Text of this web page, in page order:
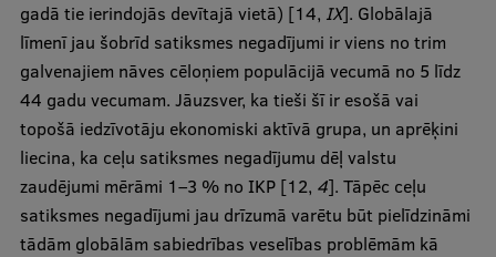
Dati par 2025. gadu
Suvenīri un grāmatas
Mūžizglītība
Ētikas un līdztiesības mācības
gadā tie ierindojās devītajā vietā) [14, IX]. Globālajā
līmenī jau šobrīd satiksmes negadījumi ir viens no trim
galvenajiem nāves cēloņiem populācijā vecumā no 5 līdz
44 gadu vecumam. Jāuzsver, ka tieši šī ir esošā vai
topošā iedzīvotāju ekonomiski aktīvā grupa, un aprēķini
liecina, ka ceļu satiksmes negadījumu dēļ valstu
zaudējumi mērāmi 1–3 % no IKP [12, 4]. Tāpēc ceļu
satiksmes negadījumi jau drīzumā varētu būt pielīdzināmi
tādām globālām sabiedrības veselības problēmām kā